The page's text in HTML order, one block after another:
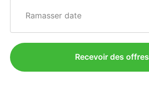
Ramasser date
Recevoir des offres